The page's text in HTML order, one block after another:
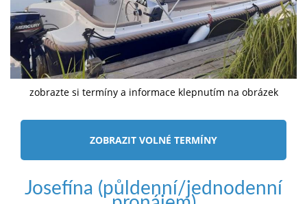
zobrazte si termíny a informace klepnutím na obrázek
ZOBRAZIT VOLNÉ TERMÍNY
Josefína (půldenní/jednodenní